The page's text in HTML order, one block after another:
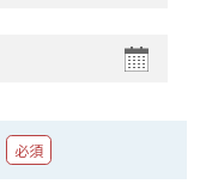
必須